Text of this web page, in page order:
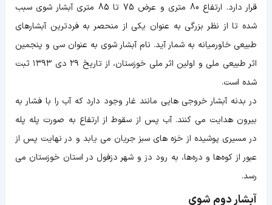
قرار دارد. ارتفاع 80 متری و عرض 75 تا 85 متری آبشار شوی سبب
شده تا از نظر بزرگی به عنوان یکی از منحصر به فردترین آبشارهای
طبیعی خاورمیانه به شمار آید. نام آبشار شوی به عنوان سی و پنجمین
اثر طبیعی ملی و اولین اثر ملی خوزستان، از تاریخ ۲۹ دی ۱۳۹۳ ثبت
شده است.
در بدنه آبشار خروجی هایی مانند غار وجود دارد که آب را با فشار به
بیرون هدایت می کنند. آب پس از سقوط از ارتفاع به صورت پله پله
در مسیری پوشیده از خزه های سبز جریان می یابد و در نهایت پس از
عبور از کوه‌ها و دره‌ها، به رود دز و شهر دزفول در استان خوزستان می
رسد.
آبشار دوم شوی